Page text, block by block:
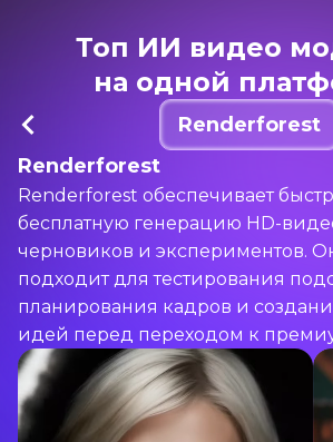
Топ ИИ видео
на одной
Renderforest
Renderforest
Renderforest обеспечивает
бесплатную генерацию HD-
черновиков и экспериментов.
подходит для тестирования
планирования кадров и
идей перед переходом к